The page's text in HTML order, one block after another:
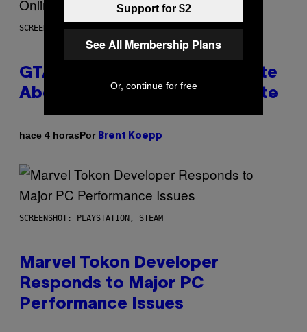
SCREENSHOT: ROCKSTAR GAMES
GTA 6 Gets Concerning Update
About GTA Online Release Date
hace 4 horasPor Brent Koepp
SCREENSHOT: PLAYSTATION, STEAM
Marvel Tokon Developer
Responds to Major PC
Performance Issues
Support for $2
See All Membership Plans
Or, continue for free